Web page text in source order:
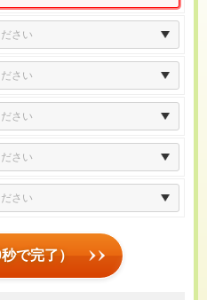
で完了）